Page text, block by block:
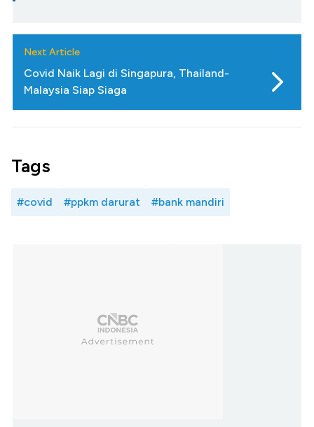
Next Article
Covid Naik Lagi di Singapura, Thailand-
Malaysia Siap Siaga
Tags
#covid #ppkm darurat #bank mandiri